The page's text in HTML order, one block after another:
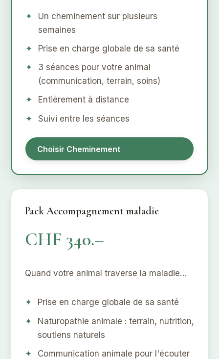
Un cheminement sur plusieurs
semaines
Prise en charge globale de sa santé
3 séances pour votre animal
(communication, terrain, soins)
Entièrement à distance
Suivi entre les séances
Choisir Cheminement
Pack Accompagnement maladie
CHF 340.–
Quand votre animal traverse la maladie…
Prise en charge globale de sa santé
Naturopathie animale : terrain, nutrition,
soutiens naturels
Communication animale pour l'écouter